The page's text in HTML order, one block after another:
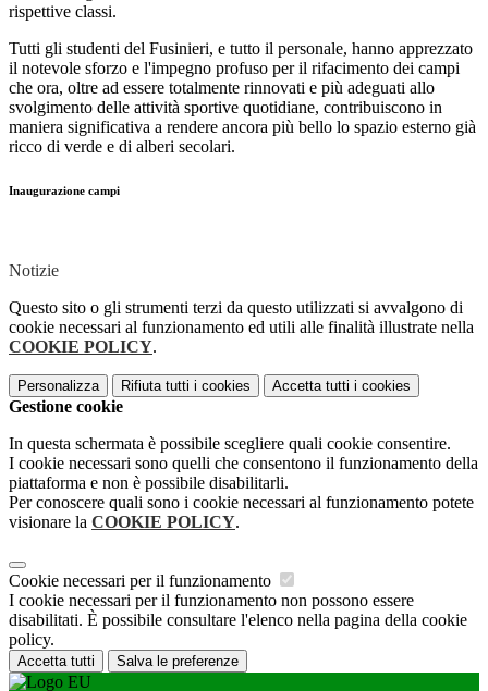
rispettive classi.
Tutti gli studenti del Fusinieri, e tutto il personale, hanno apprezzato
il notevole sforzo e l'impegno profuso per il rifacimento dei campi
che ora, oltre ad essere totalmente rinnovati e più adeguati allo
svolgimento delle attività sportive quotidiane, contribuiscono in
maniera significativa a rendere ancora più bello lo spazio esterno già
ricco di verde e di alberi secolari.
Inaugurazione campi
Notizie
Questo sito o gli strumenti terzi da questo utilizzati si avvalgono di
cookie necessari al funzionamento ed utili alle finalità illustrate nella
COOKIE POLICY.
Personalizza Rifiuta tutti i cookies Accetta tutti i cookies
Gestione cookie
In questa schermata è possibile scegliere quali cookie consentire.
I cookie necessari sono quelli che consentono il funzionamento della
piattaforma e non è possibile disabilitarli.
Per conoscere quali sono i cookie necessari al funzionamento potete
visionare la COOKIE POLICY.
Cookie necessari per il funzionamento
I cookie necessari per il funzionamento non possono essere
disabilitati. È possibile consultare l'elenco nella pagina della cookie
policy.
Accetta tutti Salva le preferenze